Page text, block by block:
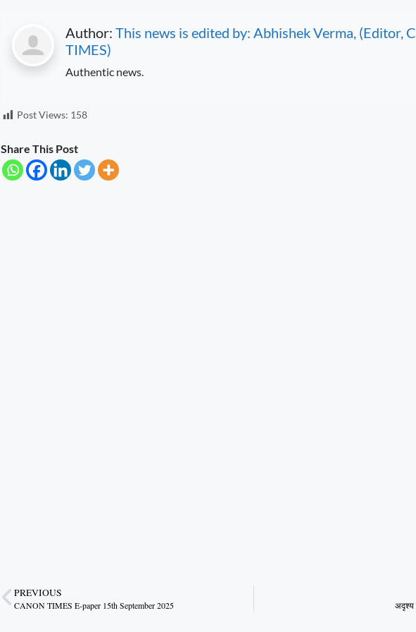
Author: This news is edited by: Abhishek Verma, (Editor,
TIMES)
Authentic news.
Post Views: 158
Share This Post
PREVIOUS
CANON TIMES E-paper 15th September 2025 अदृश्य